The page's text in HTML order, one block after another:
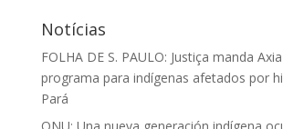
Notícias
FOLHA DE S. PAULO: Justiça manda
programa para indígenas afetados por
Pará
ONU: Una nueva generación indígena